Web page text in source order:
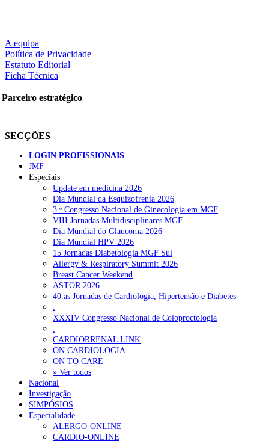
A equipa
Política de Privacidade
Estatuto Editorial
Ficha Técnica
Parceiro estratégico
SECÇÕES
LOGIN PROFISSIONAIS
JMF
Especiais
Update em medicina 2026
Dia Mundial da Esquizofrenia 2026
3.ᵒ Congresso Nacional de Ginecologia em MGF
VIII Jornadas Multidisciplinares MGF
Dia Mundial do Glaucoma 2026
Dia Mundial HPV 2026
15 Jornadas Diabetologia MGF Sul
Allergy & Respiratory Summit 2026
Breast Cancer Weekend
ASTOR 2026
40.as Jornadas de Cardiologia, Hipertensão e Diabetes
XXXIV Congresso Nacional de Coloproctologia
CARDIORRENAL LINK
ON CARDIOLOGIA
ON TO CARE
» Ver todos
Nacional
Investigação
SIMPÓSIOS
Especialidade
ALERGO-ONLINE
CARDIO-ONLINE